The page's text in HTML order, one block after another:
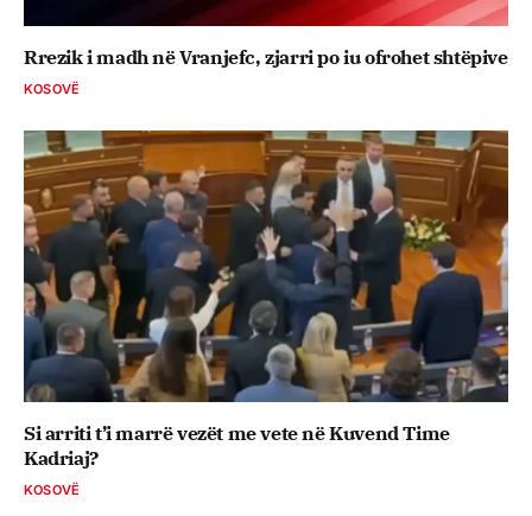
Rrezik i madh në Vranjefc, zjarri po iu ofrohet shtëpive
KOSOVË
Si arriti t’i marrë vezët me vete në Kuvend Time
Kadriaj?
KOSOVË